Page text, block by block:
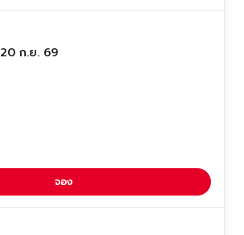
20 ก.ย. 69
จอง